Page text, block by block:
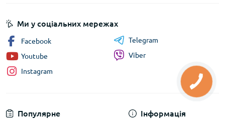
Популярне Інформація
Ми у соціальних мережах
Facebook
Youtube
Instagram
Telegram
Viber